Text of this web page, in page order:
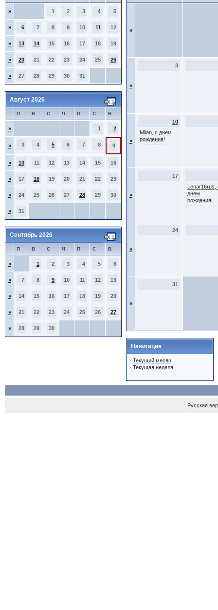
» 1 2 3 4 5
» 6 7 8 9 10 11 12
» 13 14 15 16 17 18 19
» 20 21 22 23 24 25 26
» 27 28 29 30 31
Август 2026
П В С Ч П С В
» 1 2
» 3 4 5 6 7 8 9
» 10 11 12 13 14 15 16
» 17 18 19 20 21 22 23
» 24 25 26 27 28 29 30
» 31
Сентябрь 2026
П В С Ч П С В
» 1 2 3 4 5 6
» 7 8 9 10 11 12 13
» 14 15 16 17 18 19 20
» 21 22 23 24 25 26 27
» 28 29 30
»
»
3
»
10
Milan, с днем
рождения!
»
17
Lenar16rus,
днем
рождения!
»
24
»
31
Навигация
· Текущий месяц
· Текущая неделя
Русская